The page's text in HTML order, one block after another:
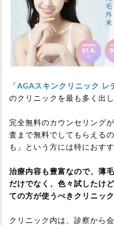
「 AGAスキンクリニック レ
のクリニックを最も多く出
完全無料のカウンセリング
査まで無料でしてもらえる
も」という方には特におすす
治療内容も豊富なので、薄
だけでなく、色々試したけ
ての方が使うべきクリニック
クリニック内は、診察から